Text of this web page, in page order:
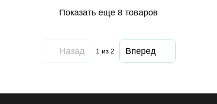
Показать еще 8 товаров
Назад 1 из 2 Вперед